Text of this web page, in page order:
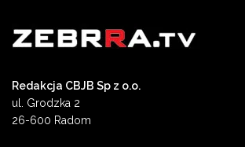
Redakcja CBJB Sp z o.o.
ul. Grodzka 2
26-600 Radom